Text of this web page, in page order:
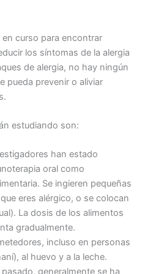
curso para encontrar
los síntomas de la alergia
de alergia, no hay ningún
pueda prevenir o aliviar
estudiando son:
han estado
oral como
Se ingieren pequeñas
eres alérgico, o se colocan
La dosis de los alimentos
gradualmente.
incluso en personas
al huevo y a la leche.
pasado, generalmente se ha